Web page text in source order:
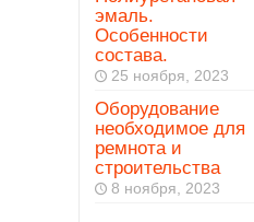
эмаль.
Особенности
состава.
25 ноября, 2023
Оборудование
необходимое для
ремнота и
строительства
8 ноября, 2023